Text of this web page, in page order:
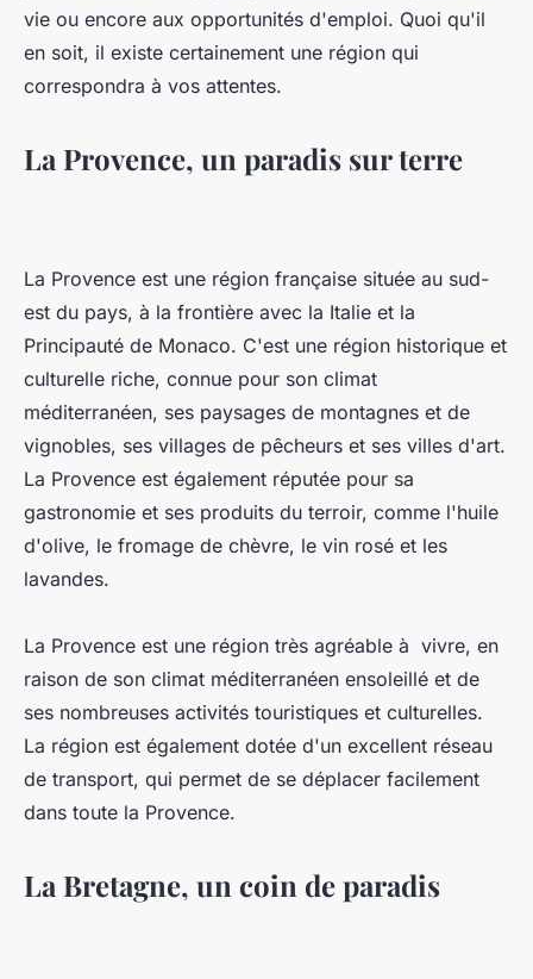
vie ou encore aux opportunités d'emploi. Quoi qu'il
en soit, il existe certainement une région qui
correspondra à vos attentes.
La Provence, un paradis sur terre
La Provence est une région française située au sud-
est du pays, à la frontière avec la Italie et la
Principauté de Monaco. C'est une région historique et
culturelle riche, connue pour son climat
méditerranéen, ses paysages de montagnes et de
vignobles, ses villages de pêcheurs et ses villes d'art.
La Provence est également réputée pour sa
gastronomie et ses produits du terroir, comme l'huile
d'olive, le fromage de chèvre, le vin rosé et les
lavandes.
La Provence est une région très agréable à vivre, en
raison de son climat méditerranéen ensoleillé et de
ses nombreuses activités touristiques et culturelles.
La région est également dotée d'un excellent réseau
de transport, qui permet de se déplacer facilement
dans toute la Provence.
La Bretagne, un coin de paradis